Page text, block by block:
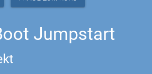
Jumpstart